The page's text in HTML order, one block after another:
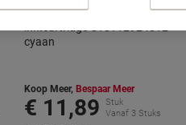
Viking T1292 compatibele
cyaan
Koop Meer, Bespaar Meer
€ 11,89
Stuk
Vanaf 3 Stuks